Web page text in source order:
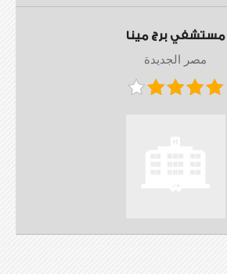
مستشفي برج مينا
مصر الجديدة